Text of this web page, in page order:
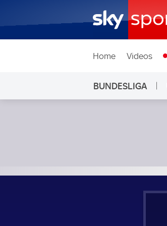
Home Videos
BUNDESLIGA